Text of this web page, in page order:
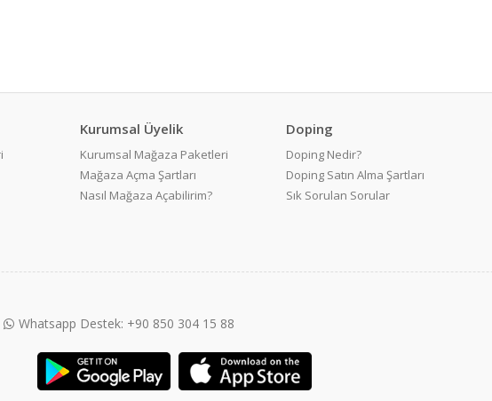
Kurumsal Üyelik
Kurumsal Mağaza Paketleri
Mağaza Açma Şartları
Nasıl Mağaza Açabilirim?
Doping
Doping Nedir?
Doping Satın Alma Şartları
Sık Sorulan Sorular
Whatsapp Destek: +90 850 304 15 88